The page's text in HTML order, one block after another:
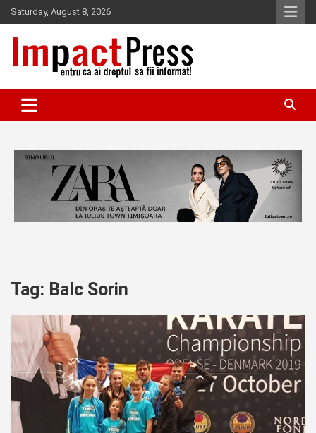
Skip
to
content
Saturday, August 8, 2026
IMPACTPRESS
Tag: Balc Sorin